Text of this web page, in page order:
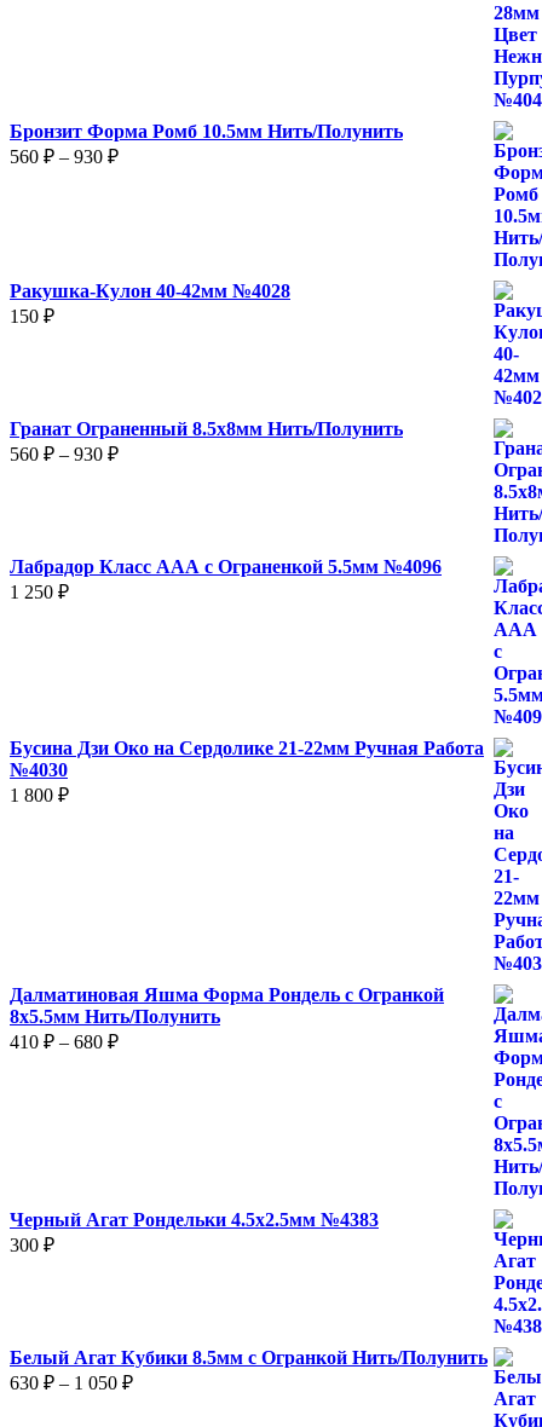
Бронзит Форма Ромб 10.5мм Нить/Полунить
560 ₽ – 930 ₽Диапазон
Ракушка-Кулон 40-42мм №4028
150 ₽
Гранат Ограненный 8.5х8мм Нить/Полунить
560 ₽ – 930 ₽Диапазон
Лабрадор Класс ААА с Ограненкой 5.5мм №4096
1 250 ₽
Бусина Дзи Око на Сердолике 21-22мм Ручная Работа
№4030
1 800 ₽
Далматиновая Яшма Форма Рондель с Огранкой
8х5.5мм Нить/Полунить
410 ₽ – 680 ₽Диапазон
Черный Агат Рондельки 4.5х2.5мм №4383
300 ₽
Белый Агат Кубики 8.5мм с Огранкой Нить/Полунить
630 ₽ – 1 050 ₽Диапазон